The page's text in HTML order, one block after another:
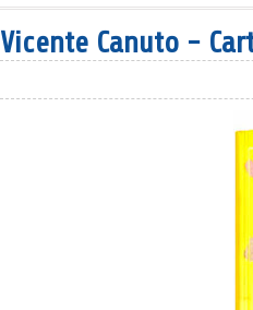
Vicente Canuto -